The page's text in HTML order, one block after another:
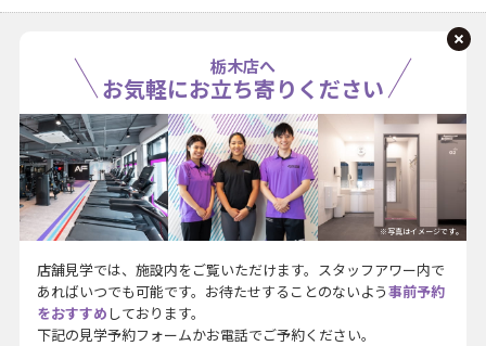
栃木店へ
お気軽にお立ち寄りください
※写真はイメージです。
店舗見学では、施設内をご覧いただけます。スタッフアワー内で
あればいつでも可能です。お待たせすることのないよう事前予約
をおすすめ しております。
下記の見学予約フォームかお電話でご予約ください。